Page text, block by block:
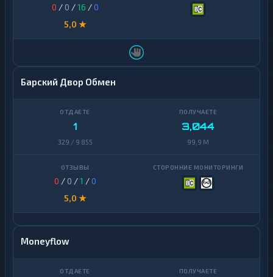
0 / 0 /16 /0
5,0 ★
Барский Двор Обмен
1
329 / 9 855
3,044
99,9 M
0 / 0 /1 /0
5,0 ★
Moneyflow